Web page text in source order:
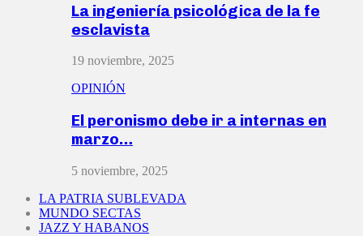
La ingeniería psicológica de la fe
esclavista
19 noviembre, 2025
OPINIÓN
El peronismo debe ir a internas en
marzo…
5 noviembre, 2025
LA PATRIA SUBLEVADA
MUNDO SECTAS
JAZZ Y HABANOS